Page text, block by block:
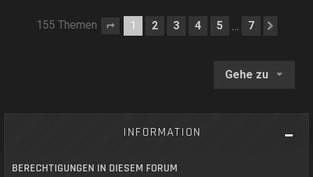
155 Themen Seite 1von
1 2 3 4 5 … 7
Gehe zu
INFORMATION
BERECHTIGUNGEN IN DIESEM FORUM